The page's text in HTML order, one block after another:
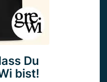
Du
bist!